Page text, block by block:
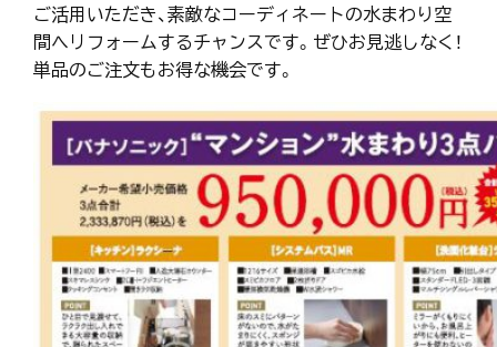
ご活用いただき、素敵なコーディネートの水まわり空
間へリフォームするチャンスです。ぜひお見逃しなく！
単品のご注文もお得な機会です。